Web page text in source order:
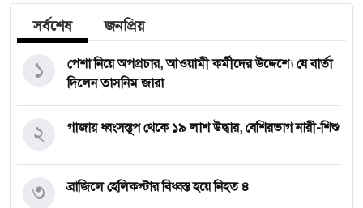
সর্বশেষ জনপ্রিয়
পেশা নিয়ে অপপ্রচার, আওয়ামী কর্মীদের উদ্দেশ্যে যে বার্তা
দিলেন তাসনিম জারা
১
গাজায় ধ্বংসস্তূপ থেকে ১৯ লাশ উদ্ধার, বেশিরভাগ নারী-শিশু
২
ব্রাজিলে হেলিকপ্টার বিধ্বস্ত হয়ে নিহত ৪
৩